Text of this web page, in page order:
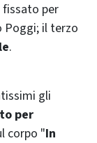
fissato per
Poggi; il terzo
.
gli
per
corpo "In